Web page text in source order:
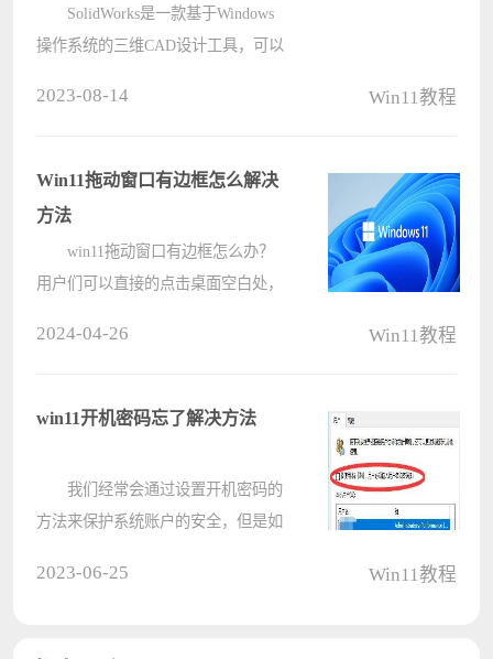
SolidWorks是一款基于Windows
操作系统的三维CAD设计工具，可以
面小编就给大家详细介绍一下解决方
法，有需要的????
2023-08-14 Win11教程
Win11拖动窗口有边框怎么解决
方法
win11拖动窗口有边框怎么办？
用户们可以直接的点击桌面空白处，
下win11拖动窗口有边框的解决方法
2024-04-26 Win11教程
win11开机密码忘了解决方法
我们经常会通过设置开机密码的
方法来保护系统账户的安全，但是如
2023-06-25 Win11教程